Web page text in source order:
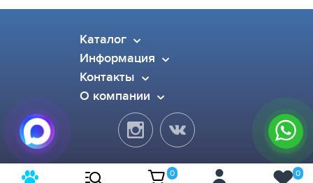
Каталог
Информация
Контакты
О компании
© 2015-2026 Pet Dog. Все права защищены.
0 0